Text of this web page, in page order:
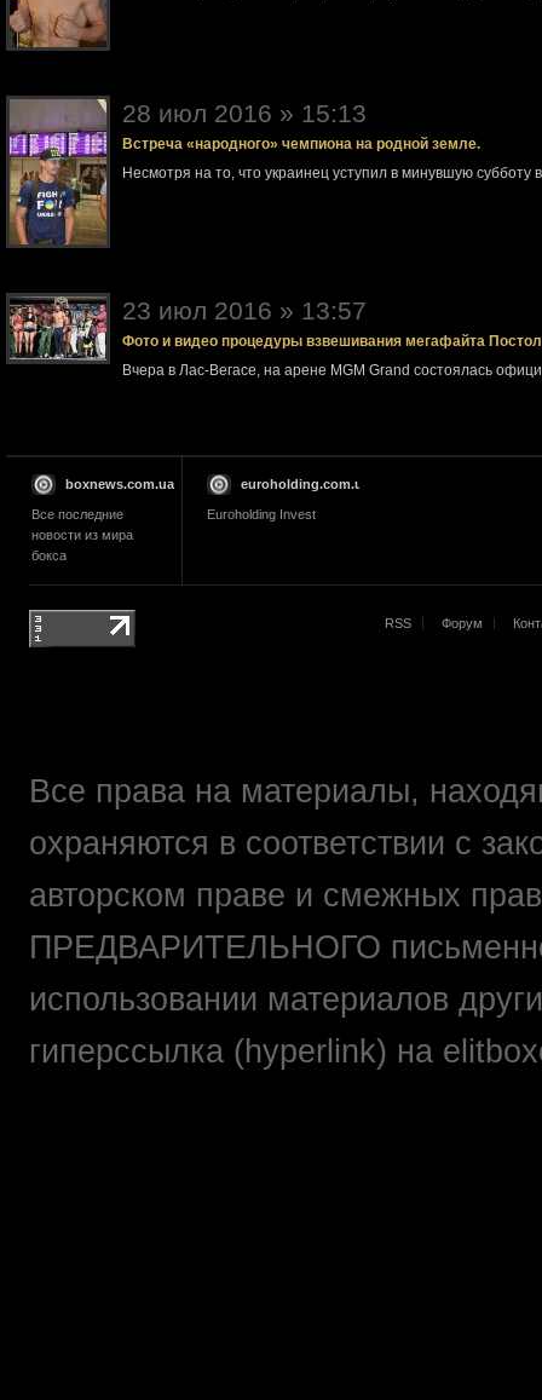
28 июл 2016 » 15:13
Встреча «народного» чемпиона на родной земле.
Несмотря на то, что украинец уступил в минувшую субботу
23 июл 2016 » 13:57
Фото и видео процедуры взвешивания мегафайта
Вчера в Лас-Вегасе, на арене MGM Grand состоялась
boxnews.com.ua
Все последние
новости из мира
бокса
euroholding.com.ua
Euroholding Invest
RSS Форум
Все права на материалы,
охраняются в соответствии с
авторском праве и смежных
ПРЕДВАРИТЕЛЬНОГО
использовании материалов
гиперссылка (hyperlink) на